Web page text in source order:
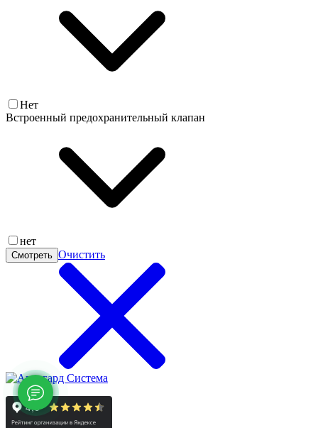
Нет
Встроенный предохранительный клапан
нет
Смотреть Очистить